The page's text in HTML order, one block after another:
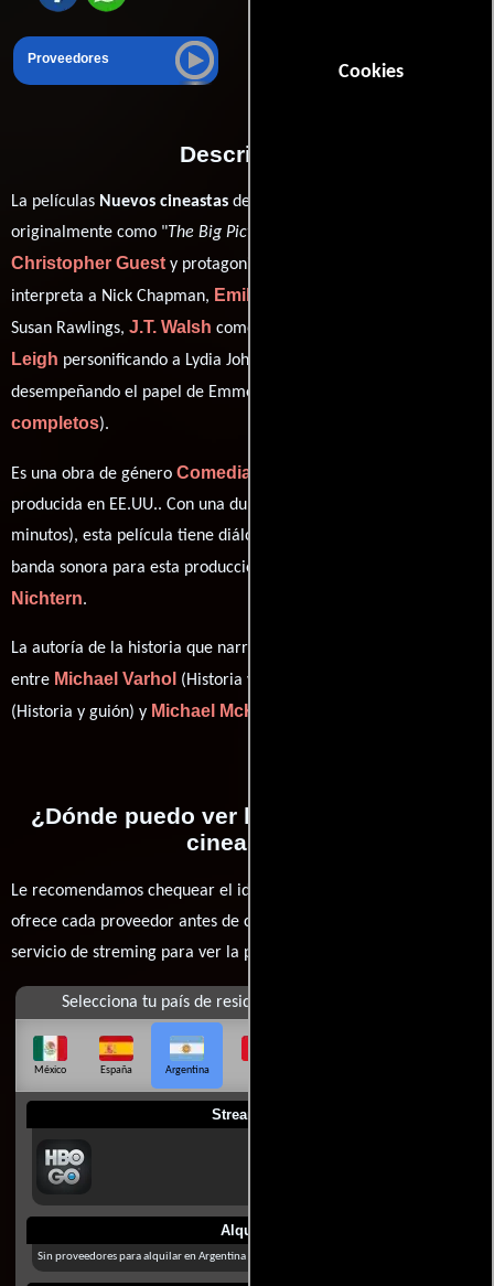
Cookies
Proveedores
Descripción
La películas Nuevos cineastas del año 1989, conocida
originalmente como "The Big Picture
Christopher Guesty protagonizada por
interpreta a Nick Chapman, Emily Longstreth
Susan Rawlings, J.T. Walsh como Allen Habel,
Leigh personificando a Lydia Johnson y
desempeñando el papel de Emmet Sumner (
completos).
Es una obra de género Comedia
producida en EE.UU.. Con una duración de 01 hr 40 min (100
minutos), esta película tiene diálogos originales en
banda sonora para esta producción ha sido compuesta por
Nichtern.
La autoría de la historia que narra esta obra está compartida
entre Michael Varhol (Historia y guión),
(Historia y guión) y Michael McKean
¿Dónde puedo ver la películas Nuevos
cineastas?
Le recomendamos chequear el idioma, doblaje o subtítulos que
ofrece cada proveedor antes de comprar, alquilar o contratar un
servicio de streming para ver la películas.
Selecciona tu país de residencia
México España Argentina
Streaming
Alquilar
Sin proveedores para alquilar en Argentina